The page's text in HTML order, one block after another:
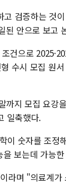
검증하는 것
된 안으로 보고
건으로
수시 모집 원
지 모집 요강
일축했다.
숫자를 조정
보는데 가능
라며 "의료계